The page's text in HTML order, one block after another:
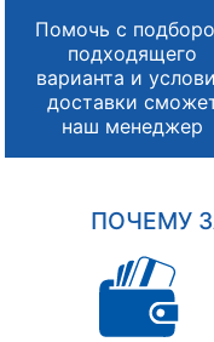
Помочь с
подходящего
варианта и
доставки
наш менеджер
ПОЧЕМУ